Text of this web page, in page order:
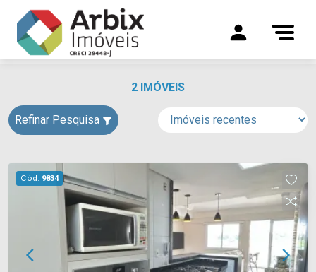
2 IMÓVEIS
Refinar Pesquisa
Cód. 9834